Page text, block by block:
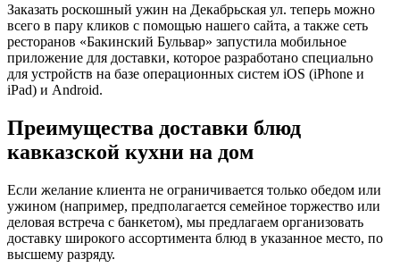
Заказать роскошный ужин на Декабрьская ул. теперь можно
всего в пару кликов с помощью нашего сайта, а также сеть
ресторанов «Бакинский Бульвар» запустила мобильное
приложение для доставки, которое разработано специально
для устройств на базе операционных систем iOS (iPhone и
iPad) и Android.
Преимущества доставки блюд
кавказской кухни на дом
Если желание клиента не ограничивается только обедом или
ужином (например, предполагается семейное торжество или
деловая встреча с банкетом), мы предлагаем организовать
доставку широкого ассортимента блюд в указанное место, по
высшему разряду.